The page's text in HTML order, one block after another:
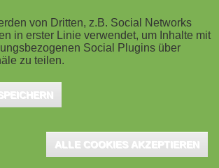
von Dritten, z.B. Social Networks
in erster Linie verwendet, um Inhalte mit
Social Plugins über
zu teilen.
ALLE COOKIES AKZEPTIEREN